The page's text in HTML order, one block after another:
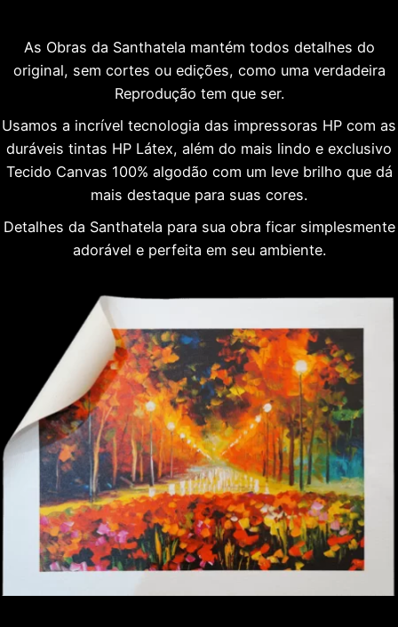
As Obras da Santhatela mantém todos detalhes do
original, sem cortes ou edições, como uma verdadeira
Reprodução tem que ser.
Usamos a incrível tecnologia das impressoras HP com as
duráveis tintas HP Látex, além do mais lindo e exclusivo
Tecido Canvas 100% algodão com um leve brilho que dá
mais destaque para suas cores.
Detalhes da Santhatela para sua obra ficar simplesmente
adorável e perfeita em seu ambiente.